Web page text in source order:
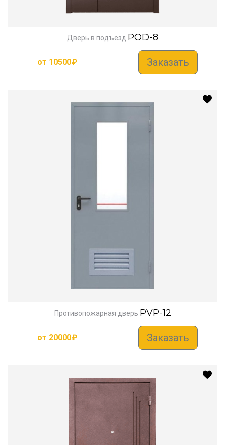
Дверь в подъезд POD-8
от 10500₽ Заказать
Противопожарная дверь PVP-12
от 20000₽ Заказать